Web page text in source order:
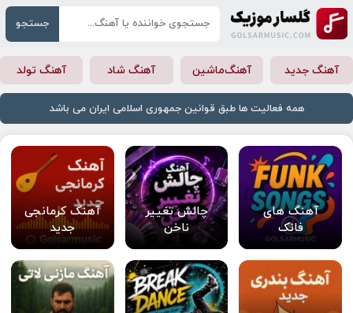
جستجو
آهنگ جدید آهنگ‌ماشین آهنگ شاد آهنگ تولد
همه فعالیت ها طبق قوانین جمهوری اسلامی ایران می باشد
آهنگ های
فانک
چالش تغییر
ناخن
آهنگ کرمانجی
جدید